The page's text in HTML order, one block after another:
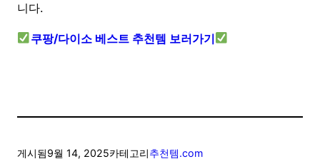
니다.
쿠팡/다이소 베스트 추천템 보러가기
게시됨9월 14, 2025카테고리추천템.com